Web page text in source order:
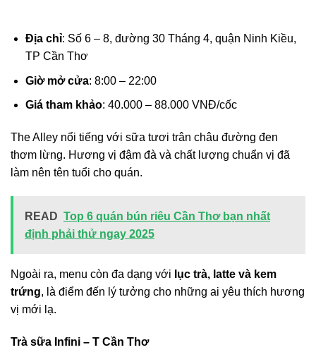
Địa chỉ: Số 6 – 8, đường 30 Tháng 4, quận Ninh Kiều,
TP Cần Thơ
Giờ mở cửa: 8:00 – 22:00
Giá tham khảo: 40.000 – 88.000 VNĐ/cốc
The Alley nổi tiếng với sữa tươi trân châu đường đen
thơm lừng. Hương vị đậm đà và chất lượng chuẩn vị đã
làm nên tên tuổi cho quán.
READ Top 6 quán bún riêu Cần Thơ bạn nhất
định phải thử ngay 2025
Ngoài ra, menu còn đa dạng với lục trà, latte và kem
trứng, là điểm đến lý tưởng cho những ai yêu thích hương
vị mới lạ.
Trà sữa Infini – T Cần Thơ